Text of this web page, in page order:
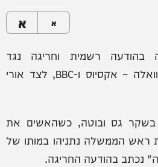
א א
רשמית וחריגה נגד
העיתונאים ברק רביד מוואלה – אקסיוס ו-BBC, לצד אורי
גס ובוטה, כשהאשים את
הממשלה נתניהו במותו של
נכתב בהודעה החריגה.